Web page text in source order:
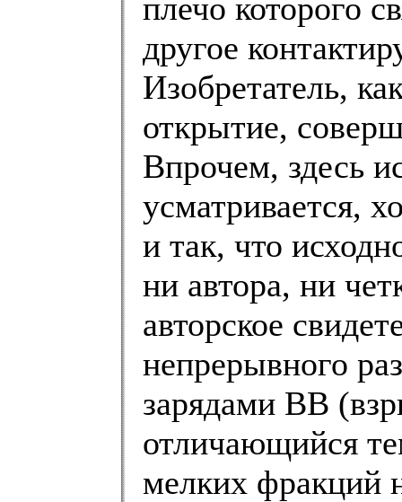
плечо которого
другое
Изобретатель,
открытие,
Впрочем, здесь
усматривается,
и так, что
ни автора, ни
авторское
непрерывного
зарядами ВВ
отличающийся
мелких фракций